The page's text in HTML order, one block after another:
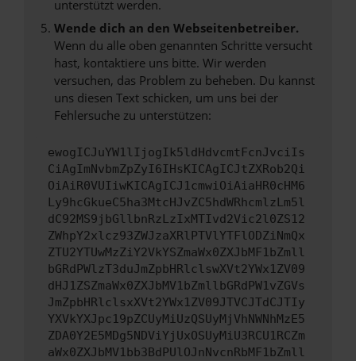
unterstützt werden.
Wende dich an den Webseitenbetreiber.
Wenn du alle oben genannten Schritte versucht
hast, kontaktiere uns bitte. Wir werden
versuchen, das Problem zu beheben. Du kannst
uns diesen Text schicken, um uns bei der
Fehlersuche zu unterstützen:
ewogICJuYW1lIjogIk5ldHdvcmtFcnJvciIs
CiAgImNvbmZpZyI6IHsKICAgICJtZXRob2Qi
OiAiR0VUIiwKICAgICJ1cmwiOiAiaHR0cHM6
Ly9hcGkueC5ha3MtcHJvZC5hdWRhcmlzLm5l
dC92MS9jbGllbnRzLzIxMTIvd2Vic2l0ZS12
ZWhpY2xlcz93ZWJzaXRlPTVlYTFlODZiNmQx
ZTU2YTUwMzZiY2VkYSZmaWx0ZXJbMF1bZmll
bGRdPWlzT3duJmZpbHRlclswXVt2YWx1ZV09
dHJ1ZSZmaWx0ZXJbMV1bZmllbGRdPW1vZGVs
JmZpbHRlclsxXVt2YWx1ZV09JTVCJTdCJTIy
YXVkYXJpc19pZCUyMiUzQSUyMjVhNWNhMzE5
ZDA0Y2E5MDg5NDViYjUxOSUyMiU3RCU1RCZm
aWx0ZXJbMV1bb3BdPUlOJnNvcnRbMF1bZmll